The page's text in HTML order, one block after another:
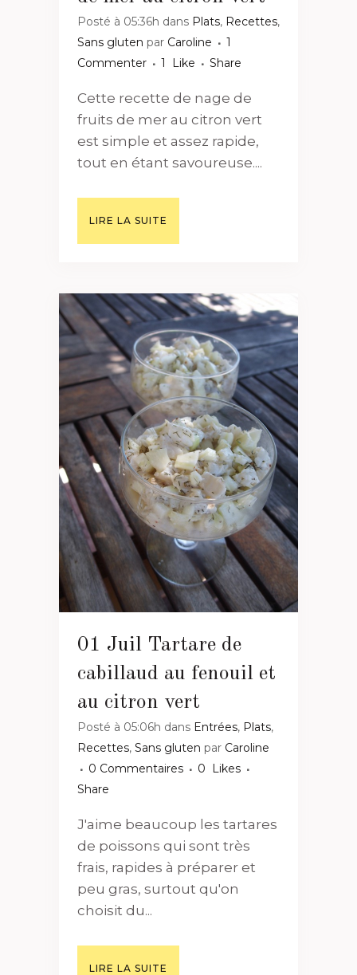
Posté à 05:36h dans Plats, Recettes,
Sans gluten par Caroline
1
Commenter
1 Like Share
Cette recette de nage de
fruits de mer au citron vert
est simple et assez rapide,
tout en étant savoureuse....
LIRE LA SUITE
01 Juil Tartare de
cabillaud au fenouil et
au citron vert
Posté à 05:06h dans Entrées, Plats,
Recettes, Sans gluten par Caroline
0 Commentaires
0
Likes
Share
J'aime beaucoup les tartares
de poissons qui sont très
frais, rapides à préparer et
peu gras, surtout qu'on
choisit du...
LIRE LA SUITE